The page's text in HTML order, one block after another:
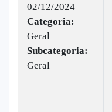
02/12/2024
Categoria:
Geral
Subcategoria:
Geral